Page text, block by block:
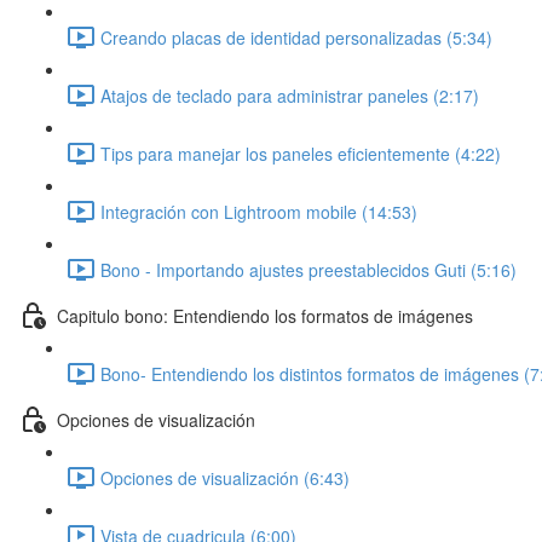
Creando placas de identidad personalizadas (5:34)
Atajos de teclado para administrar paneles (2:17)
Tips para manejar los paneles eficientemente (4:22)
Integración con Lightroom mobile (14:53)
Bono - Importando ajustes preestablecidos Guti (5:16)
Capitulo bono: Entendiendo los formatos de imágenes
Bono- Entendiendo los distintos formatos de imágenes
Opciones de visualización
Opciones de visualización (6:43)
Vista de cuadricula (6:00)